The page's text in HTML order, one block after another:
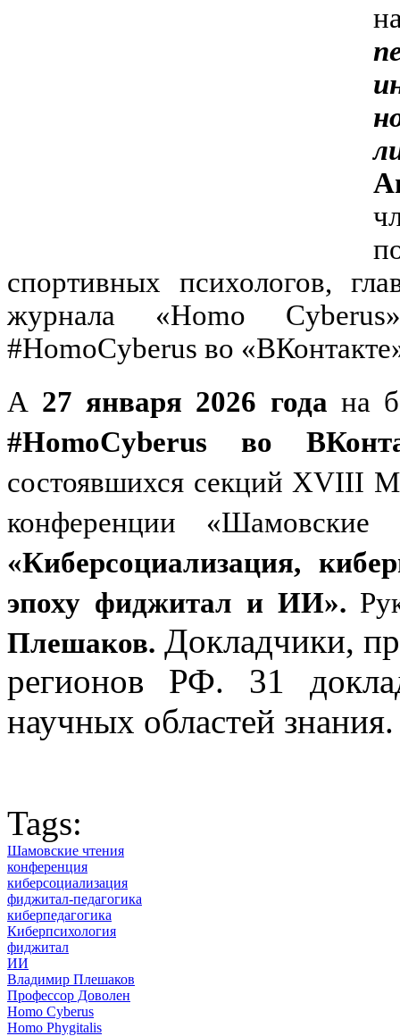
спортивных психологов,
журнала «Homo
#HomoCyberus во
А 27 января 2026 года на
#HomoCyberus во
состоявшихся секций XVIII
конференции
«Киберсоциализация,
эпоху фиджитал и ИИ».
Плешаков. Докладчики,
регионов РФ. 31
научных областей знания.
Tags:
Шамовские чтения
конференция
киберсоциализация
фиджитал-педагогика
киберпедагогика
Киберпсихология
фиджитал
ИИ
Владимир Плешаков
Профессор Доволен
Homo Cyberus
Homo Phygitalis